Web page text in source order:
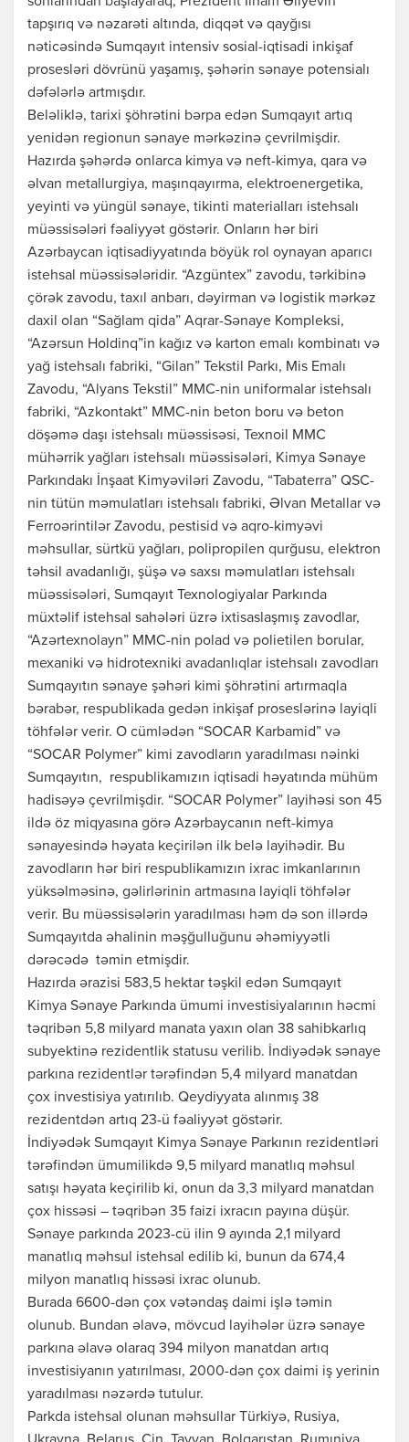
tapşırıq və nəzarəti altında, diqqət və qayğısı
nəticəsində Sumqayıt intensiv sosial-iqtisadi inkişaf
prosesləri dövrünü yaşamış, şəhərin sənaye potensialı
dəfələrlə artmışdır.
Beləliklə, tarixi şöhrətini bərpa edən Sumqayıt artıq
yenidən regionun sənaye mərkəzinə çevrilmişdir.
Hazırda şəhərdə onlarca kimya və neft-kimya, qara və
əlvan metallurgiya, maşınqayırma, elektroenergetika,
yeyinti və yüngül sənaye, tikinti materialları istehsalı
müəssisələri fəaliyyət göstərir. Onların hər biri
Azərbaycan iqtisadiyyatında böyük rol oynayan aparıcı
istehsal müəssisələridir. “Azgüntex” zavodu, tərkibinə
çörək zavodu, taxıl anbarı, dəyirman və logistik mərkəz
daxil olan “Sağlam qida” Aqrar-Sənaye Kompleksi,
“Azərsun Holdinq”in kağız və karton emalı kombinatı və
yağ istehsalı fabriki, “Gilan” Tekstil Parkı, Mis Emalı
Zavodu, “Alyans Tekstil” MMC-nin uniformalar istehsalı
fabriki, “Azkontakt” MMC-nin beton boru və beton
döşəmə daşı istehsalı müəssisəsi, Texnoil MMC
mühərrik yağları istehsalı müəssisələri, Kimya Sənaye
Parkındakı İnşaat Kimyəviləri Zavodu, “Tabaterra” QSC-
nin tütün məmulatları istehsalı fabriki, Əlvan Metallar və
Ferroərintilər Zavodu, pestisid və aqro-kimyəvi
məhsullar, sürtkü yağları, polipropilen qurğusu, elektron
təhsil avadanlığı, şüşə və saxsı məmulatları istehsalı
müəssisələri, Sumqayıt Texnologiyalar Parkında
müxtəlif istehsal sahələri üzrə ixtisaslaşmış zavodlar,
“Azərtexnolayn” MMC-nin polad və polietilen borular,
mexaniki və hidrotexniki avadanlıqlar istehsalı zavodları
Sumqayıtın sənaye şəhəri kimi şöhrətini artırmaqla
bərabər, respublikada gedən inkişaf proseslərinə layiqli
töhfələr verir. O cümlədən “SOCAR Karbamid” və
“SOCAR Polymer” kimi zavodların yaradılması nəinki
Sumqayıtın, respublikamızın iqtisadi həyatında mühüm
hadisəyə çevrilmişdir. “SOCAR Polymer” layihəsi son 45
ildə öz miqyasına görə Azərbaycanın neft-kimya
sənayesində həyata keçirilən ilk belə layihədir. Bu
zavodların hər biri respublikamızın ixrac imkanlarının
yüksəlməsinə, gəlirlərinin artmasına layiqli töhfələr
verir. Bu müəssisələrin yaradılması həm də son illərdə
Sumqayıtda əhalinin məşğulluğunu əhəmiyyətli
dərəcədə təmin etmişdir.
Hazırda ərazisi 583,5 hektar təşkil edən Sumqayıt
Kimya Sənaye Parkında ümumi investisiyalarının həcmi
təqribən 5,8 milyard manata yaxın olan 38 sahibkarlıq
subyektinə rezidentlik statusu verilib. İndiyədək sənaye
parkına rezidentlər tərəfindən 5,4 milyard manatdan
çox investisiya yatırılıb. Qeydiyyata alınmış 38
rezidentdən artıq 23-ü fəaliyyət göstərir.
İndiyədək Sumqayıt Kimya Sənaye Parkının rezidentləri
tərəfindən ümumilikdə 9,5 milyard manatlıq məhsul
satışı həyata keçirilib ki, onun da 3,3 milyard manatdan
çox hissəsi – təqribən 35 faizi ixracın payına düşür.
Sənaye parkında 2023-cü ilin 9 ayında 2,1 milyard
manatlıq məhsul istehsal edilib ki, bunun da 674,4
milyon manatlıq hissəsi ixrac olunub.
Burada 6600-dən çox vətəndaş daimi işlə təmin
olunub. Bundan əlavə, mövcud layihələr üzrə sənaye
parkına əlavə olaraq 394 milyon manatdan artıq
investisiyanın yatırılması, 2000-dən çox daimi iş yerinin
yaradılması nəzərdə tutulur.
Parkda istehsal olunan məhsullar Türkiyə, Rusiya,